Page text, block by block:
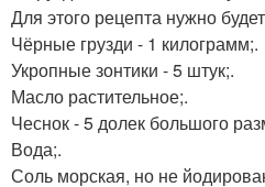
Для этого рецепта нужно
Чёрные грузди - 1 килограмм;.
Укропные зонтики - 5 штук;.
Масло растительное;.
Чеснок - 5 долек большого
Вода;.
Соль морская, но не